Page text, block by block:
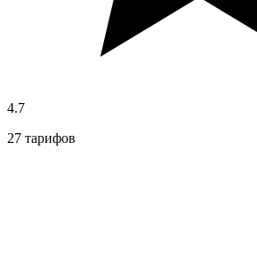
4.7
27 тарифов